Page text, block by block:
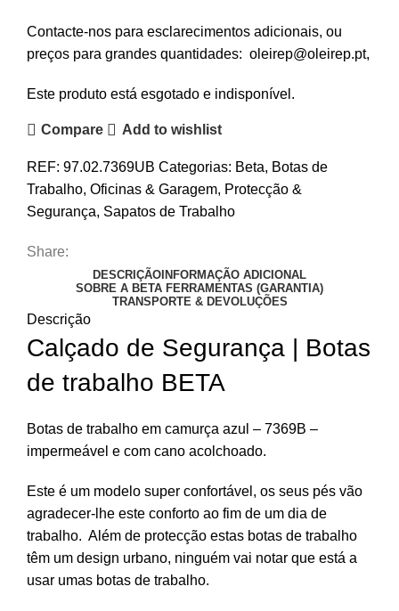
Contacte-nos para esclarecimentos adicionais, ou
preços para grandes quantidades: oleirep@oleirep.pt,
Este produto está esgotado e indisponível.
Compare Add to wishlist
REF: 97.02.7369UB Categorias: Beta, Botas de
Trabalho, Oficinas & Garagem, Protecção &
Segurança, Sapatos de Trabalho
Share:
DESCRIÇÃOINFORMAÇÃO ADICIONAL
SOBRE A BETA FERRAMENTAS (GARANTIA)
TRANSPORTE & DEVOLUÇÕES
Descrição
Calçado de Segurança | Botas
de trabalho BETA
Botas de trabalho em camurça azul – 7369B –
impermeável e com cano acolchoado.
Este é um modelo super confortável, os seus pés vão
agradecer-lhe este conforto ao fim de um dia de
trabalho. Além de protecção estas botas de trabalho
têm um design urbano, ninguém vai notar que está a
usar umas botas de trabalho.